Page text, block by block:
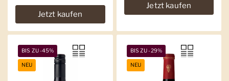
Jetzt kaufen
Jetzt kaufen
BIS ZU -45%
NEU
BIS ZU -29%
NEU